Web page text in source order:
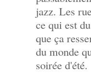
jazz. Les
ce qui est
que ça
du monde
soirée d'été.